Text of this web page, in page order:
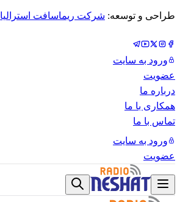
طراحی و توسعه: شرکت ریماسافت استرالیا
ورود به سایت
عضویت
درباره ما
همکاری با ما
تماس با ما
ورود به سایت
عضویت